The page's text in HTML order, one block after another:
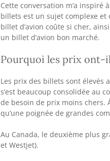
Cette conversation m’a inspiré
billets est un sujet complexe
billet d’avion coûte si cher,
un billet d’avion bon marché.
Pourquoi les prix ont-
Les prix des billets sont élevés
s’est beaucoup consolidée au
de besoin de prix moins chers.
qu’une poignée de grandes
Au Canada, le deuxième plus
et Westjet).